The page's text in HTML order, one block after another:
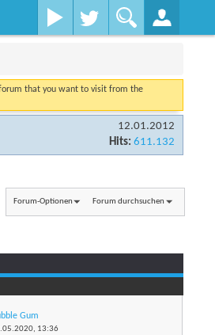
that you want to visit from the
12.01.2012
Hits: 611.132
Forum-Optionen Forum durchsuchen
Gum
13:36